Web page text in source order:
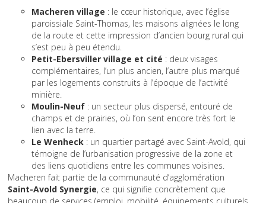
Macheren village : le cœur historique, avec l’église
paroissiale Saint-Thomas, les maisons alignées le long
de la route et cette impression d’ancien bourg rural qui
s’est peu à peu étendu.
Petit-Ebersviller village et cité : deux visages
complémentaires, l’un plus ancien, l’autre plus marqué
par les logements construits à l’époque de l’activité
minière.
Moulin-Neuf : un secteur plus dispersé, entouré de
champs et de prairies, où l’on sent encore très fort le
lien avec la terre.
Le Wenheck : un quartier partagé avec Saint-Avold, qui
témoigne de l’urbanisation progressive de la zone et
des liens quotidiens entre les communes voisines.
Macheren fait partie de la communauté d’agglomération
Saint-Avold Synergie, ce qui signifie concrètement que